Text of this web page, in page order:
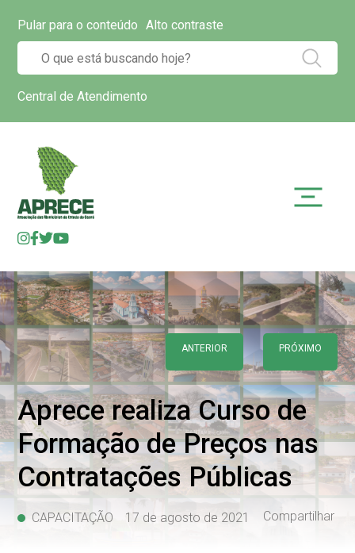
Pular para o conteúdo Alto contraste
Central de Atendimento
ANTERIOR PRÓXIMO
Aprece realiza Curso de
Formação de Preços nas
Contratações Públicas
CAPACITAÇÃO 17 de agosto de 2021 Compartilhar